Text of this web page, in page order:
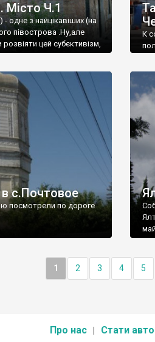
Місто Ч.1
одне з найцікавіших (на
півострова .Ну,але
цей субєктивізм,
К
с.Почтовое
посмотрели по дороге
1 2 3 4 5
Про нас Стати